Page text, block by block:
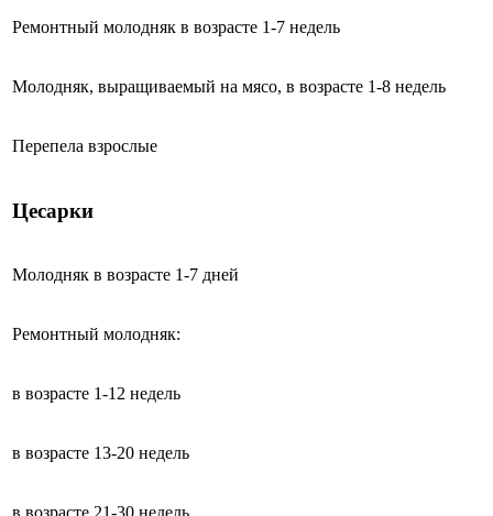
Ремонтный молодняк в возрасте 1-7 недель
Молодняк, выращиваемый на мясо, в возрасте 1-8 недель
Перепела взрослые
Цесарки
Молодняк в возрасте 1-7 дней
Ремонтный молодняк:
в возрасте 1-12 недель
в возрасте 13-20 недель